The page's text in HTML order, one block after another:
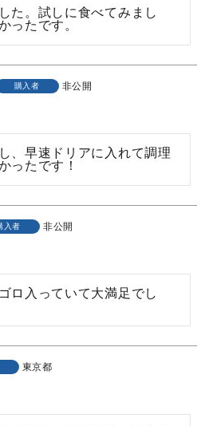
た。試しに食べてみまし
ったです。
購入者
非公開
、早速ドリアに入れて調理
ったです！
入者
非公開
ロ入っていて大満足でし
東京都